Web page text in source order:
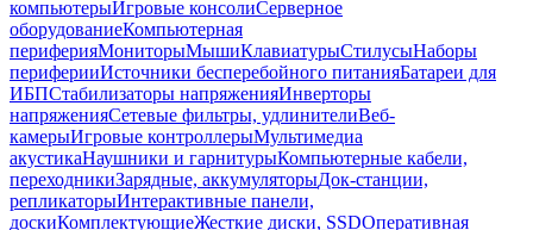
компьютерыИгровые консолиСерверное
оборудованиеКомпьютерная
периферияМониторыМышиКлавиатурыСтилусыНаборы
периферииИсточники бесперебойного питанияБатареи для
ИБПСтабилизаторы напряженияИнверторы
напряженияСетевые фильтры, удлинителиВеб-
камерыИгровые контроллерыМультимедиа
акустикаНаушники и гарнитурыКомпьютерные кабели,
переходникиЗарядные, аккумуляторыДок-станции,
репликаторыИнтерактивные панели,
доскиКомплектующиеЖесткие диски, SSDОперативная